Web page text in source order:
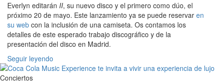
Everlyn editarán II, su nuevo disco y el primero como dúo, el
próximo 20 de mayo. Este lanzamiento ya se puede reservar en
su web con la inclusión de una camiseta. Os contamos los
detalles de este esperado trabajo discográfico y de la
presentación del disco en Madrid.
Seguir leyendo
Conciertos